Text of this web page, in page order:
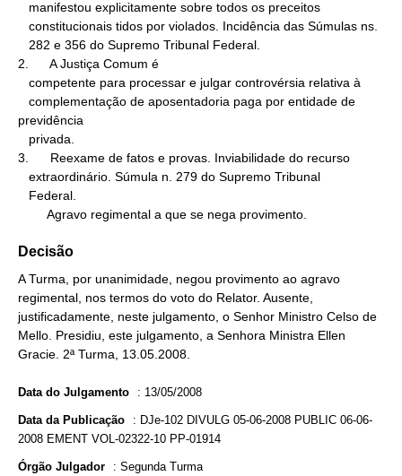
2.      A Justiça Comum é
previdência
3.      Reexame de fatos e provas. Inviabilidade do recurso
        Agravo regimental a que se nega provimento.
Decisão
A Turma, por unanimidade, negou provimento ao agravo
regimental, nos termos do voto do Relator. Ausente,
justificadamente, neste julgamento, o Senhor Ministro Celso de
Mello. Presidiu, este julgamento, a Senhora Ministra Ellen
Gracie. 2ª Turma, 13.05.2008.
Data do Julgamento : 13/05/2008
Data da Publicação : DJe-102 DIVULG 05-06-2008 PUBLIC 06-06-
2008 EMENT VOL-02322-10 PP-01914
Órgão Julgador : Segunda Turma